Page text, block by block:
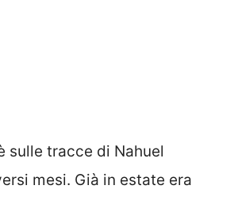
sulle tracce di Nahuel
mesi. Già in estate era